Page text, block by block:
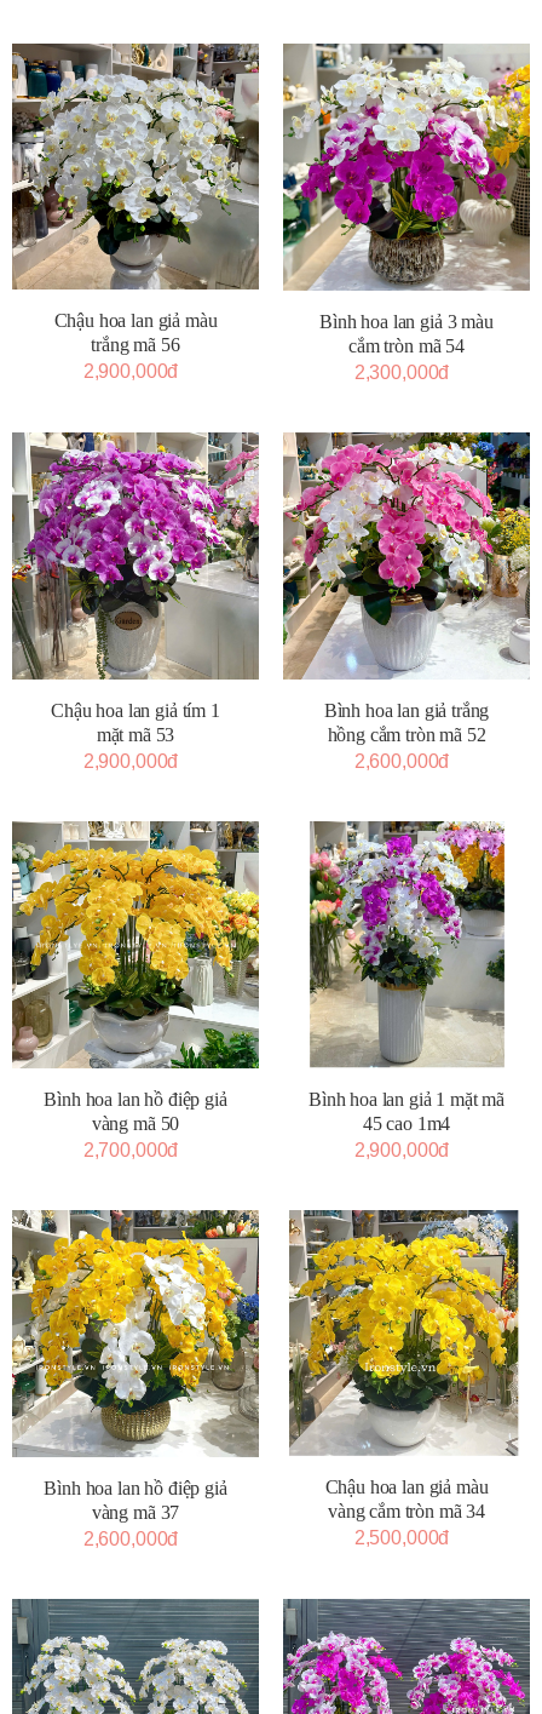
Chậu hoa lan giả màu
trắng mã 56
2,900,000đ
Bình hoa lan giả 3 màu
cắm tròn mã 54
2,300,000đ
Chậu hoa lan giả tím 1
mặt mã 53
2,900,000đ
Bình hoa lan giả trắng
hồng cắm tròn mã 52
2,600,000đ
Bình hoa lan hồ điệp giả
vàng mã 50
2,700,000đ
Bình hoa lan giả 1 mặt mã
45 cao 1m4
2,900,000đ
Bình hoa lan hồ điệp giả
vàng mã 37
2,600,000đ
Chậu hoa lan giả màu
vàng cắm tròn mã 34
2,500,000đ